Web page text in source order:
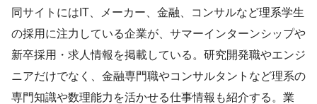
同サイトにはIT、メーカー、金融、コンサルなど理系学生
の採用に注力している企業が、サマーインターンシップや
新卒採用・求人情報を掲載している。研究開発職やエンジ
ニアだけでなく、金融専門職やコンサルタントなど理系の
専門知識や数理能力を活かせる仕事情報も紹介する。業